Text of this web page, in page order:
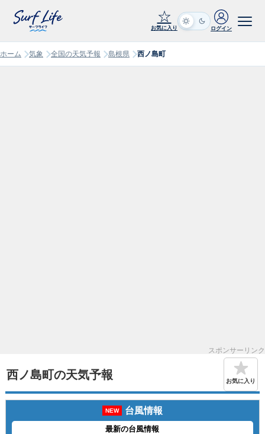
☆
お気に入り ログイン
ホーム 気象 全国の天気予報 島根県 西ノ島町
スポンサーリンク
西ノ島町の天気予報 お気に入り
NEW 台風情報
最新の台風情報